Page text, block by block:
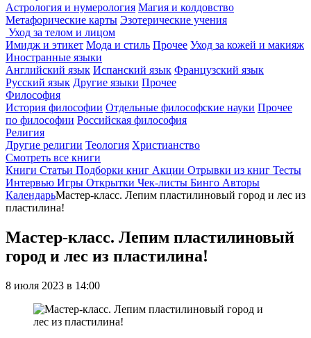
Астрология и нумерология Магия и колдовство
Метафорические карты Эзотерические учения
Уход за телом и лицом
Имидж и этикет Мода и стиль Прочее Уход за кожей и макияж
Иностранные языки
Английский язык Испанский язык Французский язык
Русский язык Другие языки Прочее
Философия
История философии Отдельные философские науки Прочее
по философии Российская философия
Религия
Другие религии Теология Христианство
Смотреть все книги
Книги Статьи Подборки книг Акции Отрывки из книг Тесты
Интервью Игры Открытки Чек-листы Бинго Авторы
КалендарьМастер-класс. Лепим пластилиновый город и лес из
пластилина!
Мастер-класс. Лепим пластилиновый
город и лес из пластилина!
8 июля 2023 в 14:00